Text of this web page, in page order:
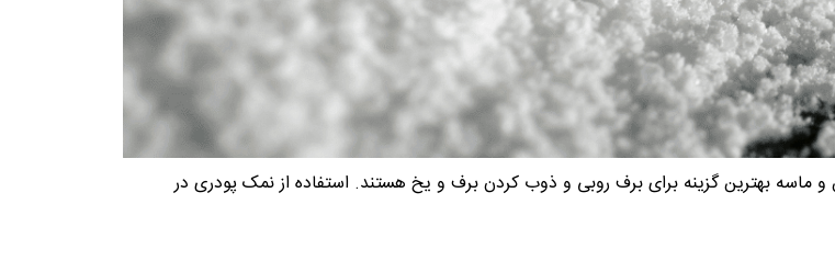
بهترین گزینه برای برف روبی و ذوب کردن برف و یخ هستند. استفاده از نمک پودری در